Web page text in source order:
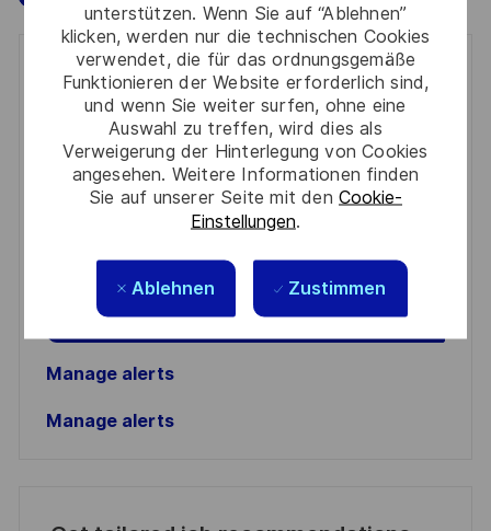
unterstützen. Wenn Sie auf “Ablehnen”
klicken, werden nur die technischen Cookies
verwendet, die für das ordnungsgemäße
Funktionieren der Website erforderlich sind,
und wenn Sie weiter surfen, ohne eine
Auswahl zu treffen, wird dies als
Verweigerung der Hinterlegung von Cookies
angesehen. Weitere Informationen finden
Sie auf unserer Seite mit den Cookie-
Einstellungen.
Ablehnen Zustimmen
Get notified for similar jobs
You'll receive updates once a week
Prüfen Sie die Bedingungen für die Verarbeitung
persönlicher Daten und stimmen Sie ihnen zu
Aktivieren
Manage alerts
Manage alerts